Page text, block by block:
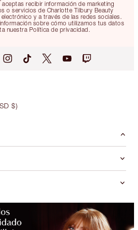
recibir información de marketing
o servicios de Charlotte Tilbury Beauty
y a través de las redes sociales.
sobre cómo utilizamos tus datos
nuestra Política de privacidad.
$)